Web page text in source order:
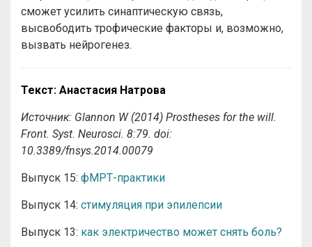
сможет усилить синаптическую связь,
высвободить трофические факторы и, возможно,
вызвать нейрогенез.
Текст: Анастасия Натрова
Источник: Glannon W (2014) Prostheses for the will.
Front. Syst. Neurosci. 8:79. doi:
10.3389/fnsys.2014.00079
Выпуск 15: фМРТ-практики
Выпуск 14: стимуляция при эпилепсии
Выпуск 13: как электричество может снять боль?